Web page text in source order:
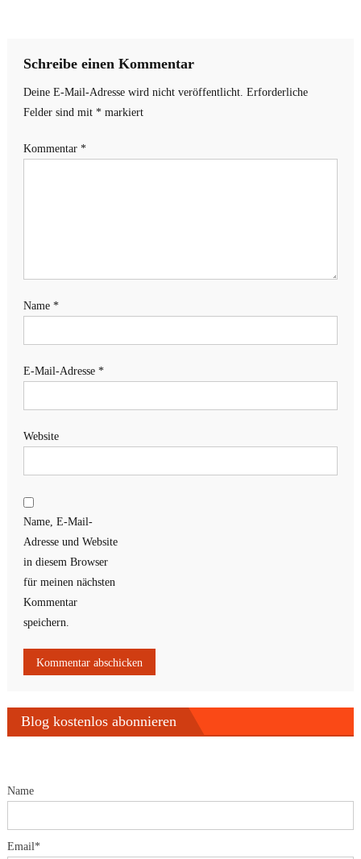
Schreibe einen Kommentar
Deine E-Mail-Adresse wird nicht veröffentlicht. Erforderliche
Felder sind mit *markiert
Kommentar *
Name *
E-Mail-Adresse *
Website
Name, E-Mail-
Adresse und Website
in diesem Browser
für meinen nächsten
Kommentar
speichern.
Blog kostenlos abonnieren
Name
Email*